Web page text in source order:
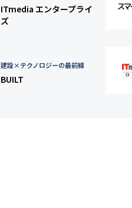
ITmedia エンタープライ
ズ
建設×テクノロジーの最前線
BUILT